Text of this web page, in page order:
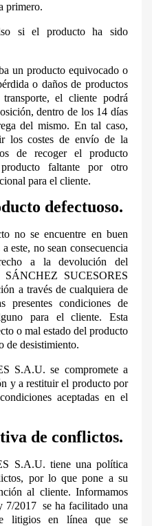
primero.
si el producto ha sido
un producto equivocado o
o daños de productos
el cliente podrá
dentro de los 14 días
del mismo. En tal caso,
los costes de envío de la
de recoger el producto
faltante por otro
para el cliente.
defectuoso.
no se encuentre en buen
este, no sean consecuencia
a la devolución del
SUCESORES
a través de cualquiera de
presentes condiciones de
para el cliente. Esta
o mal estado del producto
de desistimiento.
S.A.U. se compromete a
y a restituir el producto por
aceptadas en el
de conflictos.
S.A.U. tiene una política
por lo que pone a su
al cliente. Informamos
7/2017 se ha facilitado una
litigios en línea que se